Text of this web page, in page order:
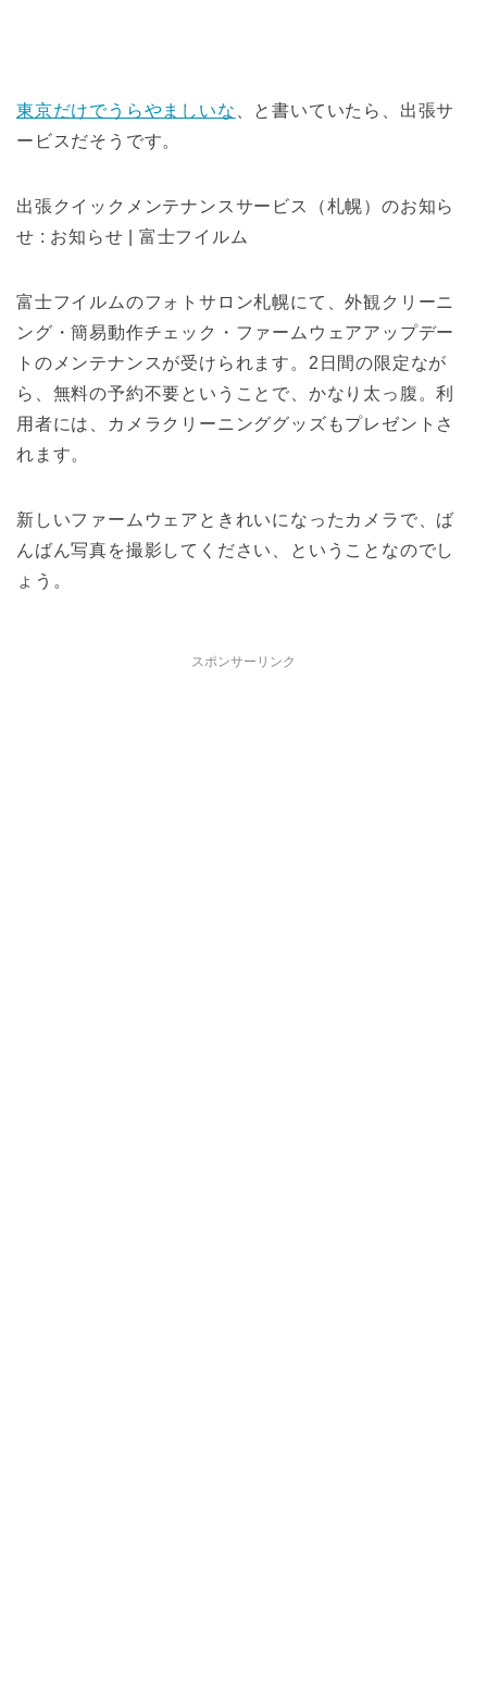
東京だけでうらやましいな 、と書いていたら、出張サ
ービスだそうです。
出張クイックメンテナンスサービス（札幌）のお知ら
せ : お知らせ | 富士フイルム
富士フイルムのフォトサロン札幌にて、外観クリーニ
ング・簡易動作チェック・ファームウェアアップデー
トのメンテナンスが受けられます。2日間の限定なが
ら、無料の予約不要ということで、かなり太っ腹。利
用者には、カメラクリーニンググッズもプレゼントさ
れます。
新しいファームウェアときれいになったカメラで、ば
んばん写真を撮影してください、ということなのでし
ょう。
スポンサーリンク